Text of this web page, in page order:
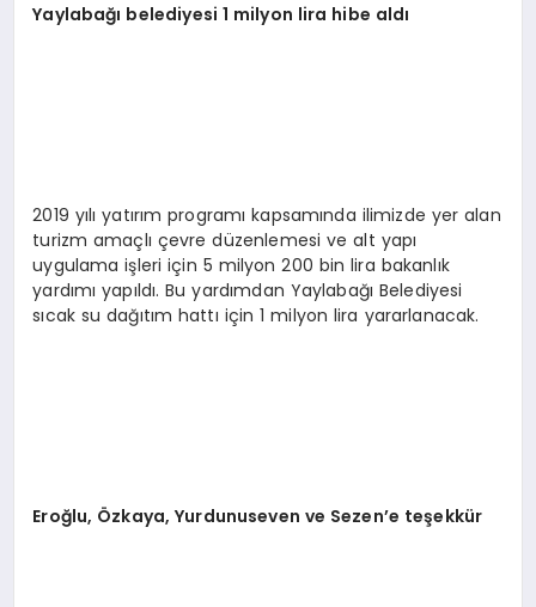
SAĞLIK
Yaylabağı belediyesi 1 milyon lira hibe aldı
2019 yılı yatırım programı kapsamında ilimizde yer alan
turizm amaçlı çevre düzenlemesi ve alt yapı
uygulama işleri için 5 milyon 200 bin lira bakanlık
yardımı yapıldı. Bu yardımdan Yaylabağı Belediyesi
sıcak su dağıtım hattı için 1 milyon lira yararlanacak.
Eroğlu, Özkaya, Yurdunuseven ve Sezen’e teşekkür